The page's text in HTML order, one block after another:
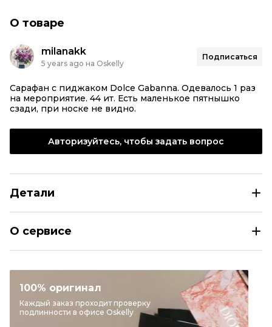
О товаре
milanakk
5 years ago на Oskelly
Подписаться
Сарафан с пиджаком Dolce Gabanna. Одевалось 1 раз
на мероприятие. 44 ит. Есть маленькое пятнышко
сзади, при носке не видно.
Авторизуйтесь, чтобы задать вопрос
Детали
Категория
Коктейльные платья
Бренд
DOLCE&GABBANA
Цвет
Зеленый
О сервисе
100% оригинал
Каждый заказ проходит проверку
подлинности в офисе Oskelly